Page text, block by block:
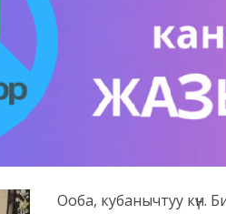
Ооба, кубанычтуу күн.